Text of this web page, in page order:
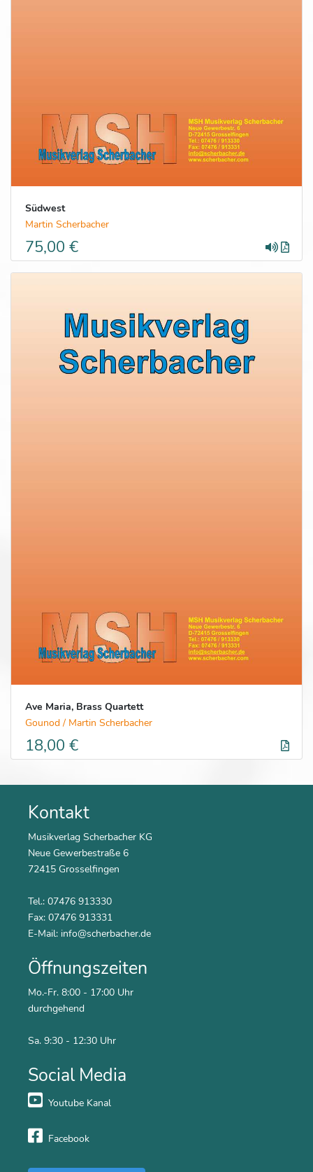
Südwest
Martin Scherbacher
75,00 €
Ave Maria, Brass Quartett
Gounod / Martin Scherbacher
18,00 €
Kontakt
Musikverlag Scherbacher KG
Neue Gewerbestraße 6
72415 Grosselfingen
Tel.: 07476 913330
Fax: 07476 913331
E-Mail: info@scherbacher.de
Öffnungszeiten
Mo.-Fr. 8:00 - 17:00 Uhr
durchgehend
Sa. 9:30 - 12:30 Uhr
Social Media
Youtube Kanal
Facebook